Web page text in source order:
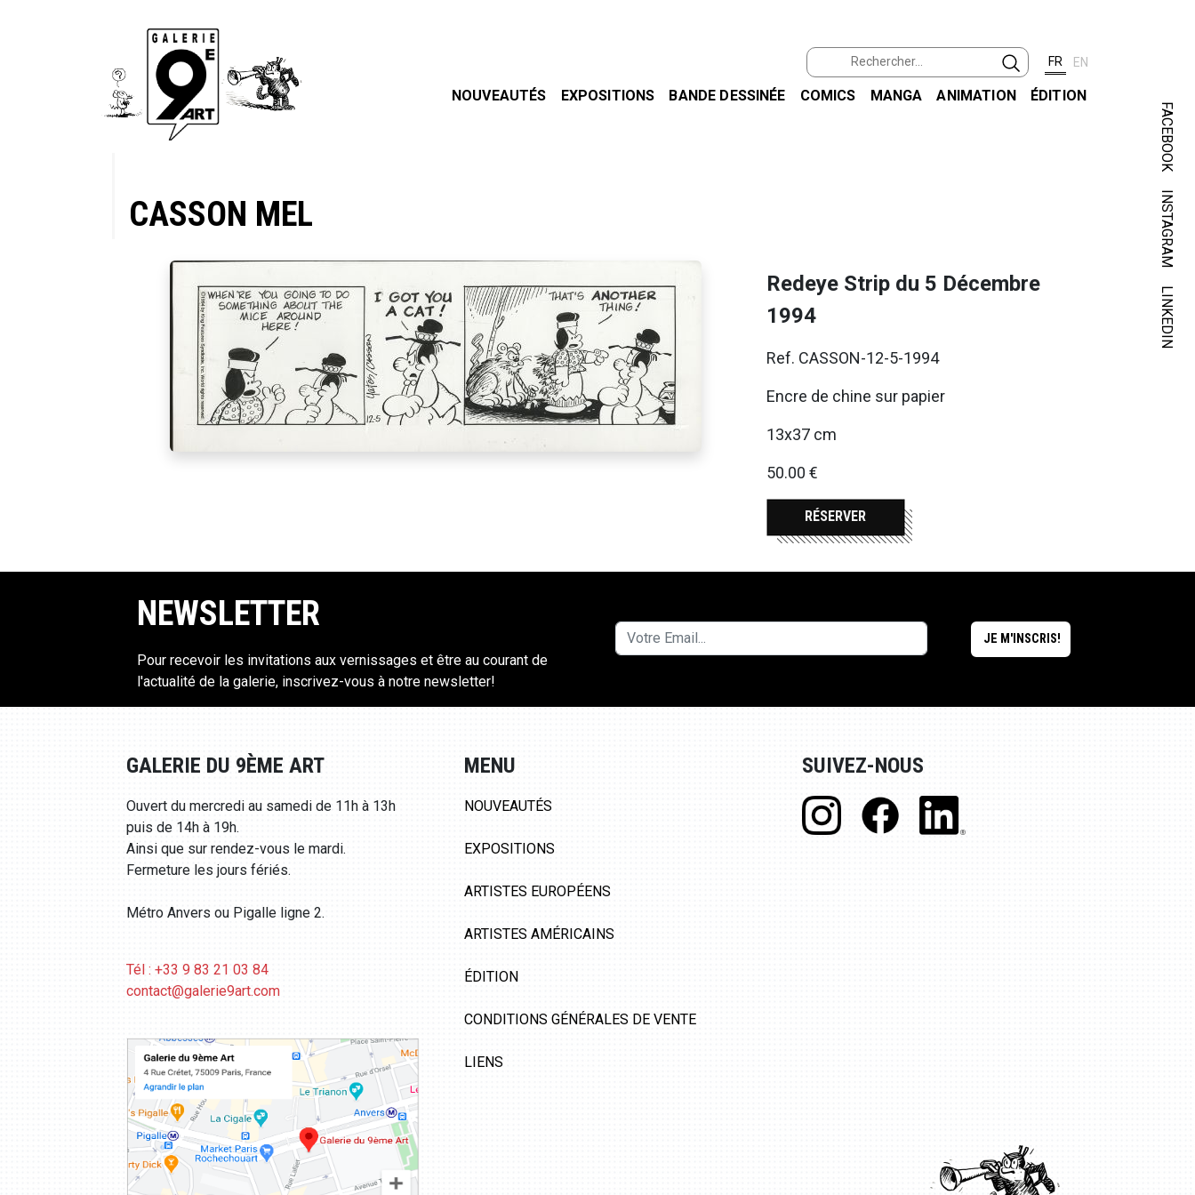
FR EN
NOUVEAUTÉS EXPOSITIONS BANDE DESSINÉE COMICS MANGA ANIMATION ÉDITION
FACEBOOK
INSTAGRAM
LINKEDIN
CASSON MEL
Redeye Strip du 5 Décembre
1994
Ref. CASSON-12-5-1994
Encre de chine sur papier
13x37 cm
50.00 €
RÉSERVER
NEWSLETTER
Pour recevoir les invitations aux vernissages et être au courant de
l'actualité de la galerie, inscrivez-vous à notre newsletter!
GALERIE DU 9ÈME ART
Ouvert du mercredi au samedi de 11h à 13h
puis de 14h à 19h.
Ainsi que sur rendez-vous le mardi.
Fermeture les jours fériés.
Métro Anvers ou Pigalle ligne 2.
Tél : +33 9 83 21 03 84
contact@galerie9art.com
MENU
NOUVEAUTÉS
EXPOSITIONS
ARTISTES EUROPÉENS
ARTISTES AMÉRICAINS
ÉDITION
CONDITIONS GÉNÉRALES DE VENTE
LIENS
SUIVEZ-NOUS